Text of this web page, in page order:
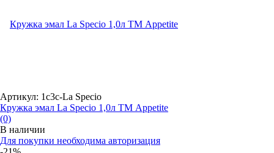
Артикул: 1с3с-La Speсio
Кружка эмал La Speсio 1,0л ТМ Appetite
(0)
В наличии
Для покупки необходима авторизация